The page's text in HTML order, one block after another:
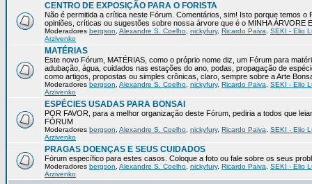
CENTRO DE EXPOSIÇÃO PARA O FORISTA
Não é permitida a crítica neste Fórum. Comentários, sim! Isto porque temos
opiniões, críticas ou sugestões sobre nossa árvore que é o MINHA ÁRVORE
Moderadores bergson Alexandre S. Coelho nickyfury, Ricardo Paiva
SEKI - Elio
Arzivenko
MATÉRIAS
Este novo Fórum, MATÉRIAS, como o próprio nome diz, um Fórum para
adubação, água, cuidados nas estações do ano, podas, propagação de
como artigos, propostas ou simples crônicas, claro, sempre sobre a Arte
Moderadores bergson Alexandre S. Coelho nickyfury, Ricardo Paiva
SEKI - Elio
Arzivenko
ESPÉCIES USADAS PARA BONSAI
POR FAVOR, para a melhor organização deste Fórum, pediria a todos que
FÓRUM
Moderadores bergson Alexandre S. Coelho nickyfury, Ricardo Paiva
SEKI - Elio
Arzivenko
PRAGAS DOENÇAS E SEUS CUIDADOS
Fórum específico para estes casos. Coloque a foto ou fale sobre os seus
Moderadores bergson Alexandre S. Coelho nickyfury, Ricardo Paiva
SEKI - Elio
Arzivenko